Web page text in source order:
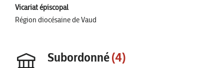
Vicariat épiscopal
Région diocésaine de Vaud
Subordonné(4)